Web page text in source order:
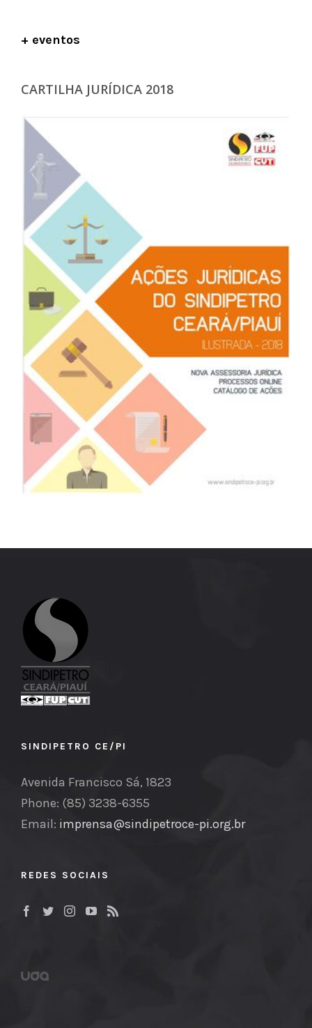
+ eventos
CARTILHA JURÍDICA 2018
SINDIPETRO CE/PI
Avenida Francisco Sá, 1823
Phone: (85) 3238-6355
Email: imprensa@sindipetroce-pi.org.br
REDES SOCIAIS